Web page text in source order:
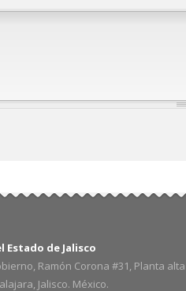
Estado de Jalisco
Ramón Corona #31, Planta alta
Jalisco. México.